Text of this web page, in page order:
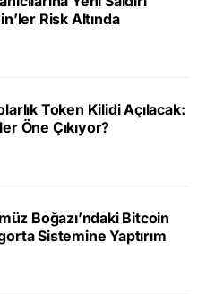
Risk Altında
Token Kilidi Açılacak:
Öne Çıkıyor?
Boğazı’ndaki Bitcoin
Sistemine Yaptırım